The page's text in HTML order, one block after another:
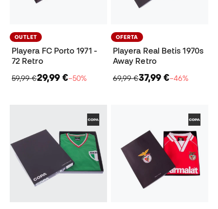
OUTLET
Playera FC Porto 1971 -
72 Retro
59,99 €29,99 €−50%
OFERTA
Playera Real Betis 1970s
Away Retro
69,99 €37,99 €−46%